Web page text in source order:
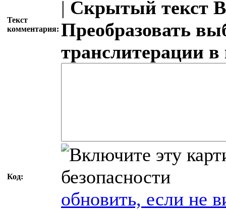
Текст
комментария:
| Скрытый текст
Преобразовать
транслитерации
Код:
обновить, если не